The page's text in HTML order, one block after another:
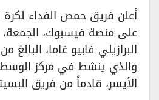
أعلن فريق حمص الفداء لكرة
على منصة فيسبوك، الجمعة،
والذي ينشط في مركز الوسط
الأيسر، قادماً من فريق